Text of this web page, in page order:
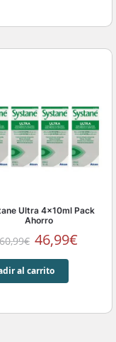
Ultra 4x10ml Pack
Ahorro
60,99€ 46,99€
al carrito